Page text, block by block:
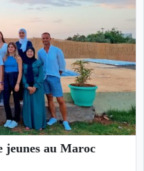
jeunes au Maroc